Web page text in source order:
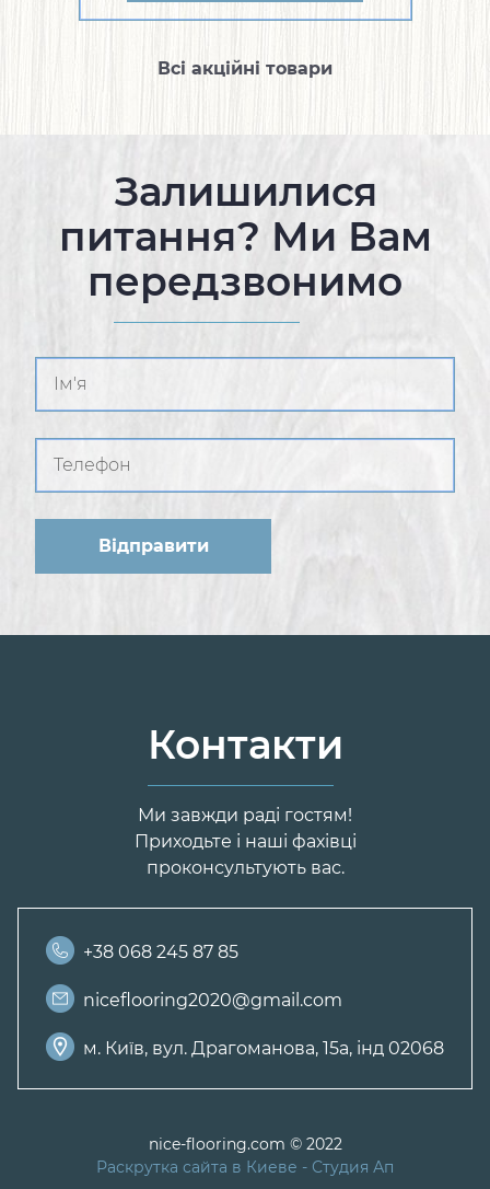
Всі акційні товари
Залишилися
питання? Ми Вам
передзвонимо
Контакти
Ми завжди раді гостям!
Приходьте і наші фахівці
проконсультують вас.
+38 068 245 87 85
niceflooring2020@gmail.com
м. Київ, вул. Драгоманова, 15а, інд 02068
nice-flooring.com © 2022
Раскрутка сайта в Киеве - Студия Ап